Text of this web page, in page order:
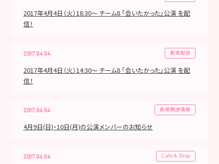
2017年4月4日（火）18:30～ チーム8 「会いたかった」公演 を配
信！
2017.04.04 劇場配信
2017年4月4日（火）14:30～ チーム8 「会いたかった」公演 を配
信！
2017.04.04 劇場関連情報
4月9日(日)・10日(月)の公演メンバーのお知らせ
2017.04.04 Cafe & Shop